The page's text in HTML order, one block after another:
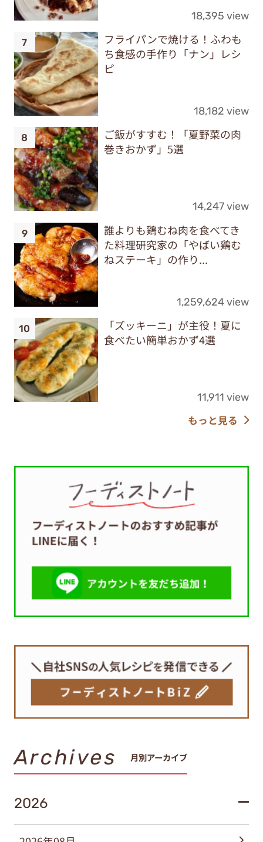
18,395 view
フライパンで焼ける！ふわも
ち食感の手作り「ナン」レシ
ピ
18,182 view
ご飯がすすむ！「夏野菜の肉
巻きおかず」5選
14,247 view
誰よりも鶏むね肉を食べてき
た料理研究家の「やばい鶏む
ねステーキ」の作り...
1,259,624 view
「ズッキーニ」が主役！夏に
食べたい簡単おかず4選
11,911 view
もっと見る
Archives 月別アーカイブ
2026